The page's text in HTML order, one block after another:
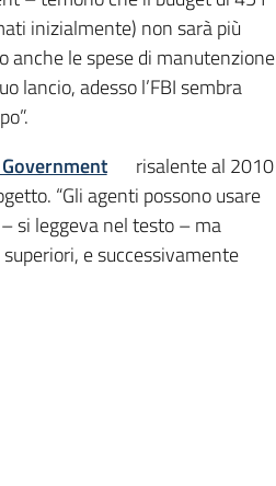
inizialmente) non sarà più
le spese di manutenzione
lancio, adesso l’FBI sembra
risalente al 2010
“Gli agenti possono usare
si leggeva nel testo – ma
e successivamente